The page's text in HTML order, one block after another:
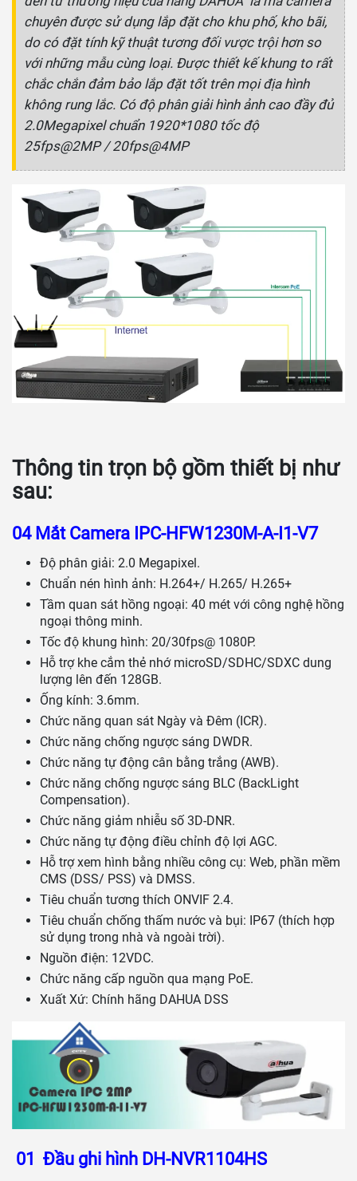
chuyên được sử dụng lắp đặt cho khu phố, kho bãi,
do có đặt tính kỹ thuật tương đối vược trội hơn so
với những mẫu cùng loại. Được thiết kế khung to rất
chắc chắn đảm bảo lắp đặt tốt trên mọi địa hình
không rung lắc. Có độ phân giải hình ảnh cao đầy đủ
2.0Megapixel chuẩn 1920*1080 tốc độ
25fps@2MP/ 20fps@4MP
Thông tin trọn bộ gồm thiết bị như
sau:
04 Mắt Camera IPC-HFW1230M-A-I1-V7
Độ phân giải: 2.0 Megapixel.
Chuẩn nén hình ảnh: H.264+/ H.265/ H.265+
Tầm quan sát hồng ngoại: 40 mét với công nghệ hồng
ngoại thông minh.
Tốc độ khung hình: 20/30fps@ 1080P.
Hỗ trợ khe cắm thẻ nhớ microSD/SDHC/SDXC dung
lượng lên đến 128GB.
Ống kính: 3.6mm.
Chức năng quan sát Ngày và Đêm (ICR).
Chức năng chống ngược sáng DWDR.
Chức năng tự động cân bằng trắng (AWB).
Chức năng chống ngược sáng BLC (BackLight
Compensation).
Chức năng giảm nhiễu số 3D-DNR.
Chức năng tự động điều chỉnh độ lợi AGC.
Hỗ trợ xem hình bằng nhiều công cụ: Web, phần mềm
CMS (DSS/ PSS) và DMSS.
Tiêu chuẩn tương thích ONVIF 2.4.
Tiêu chuẩn chống thấm nước và bụi: IP67 (thích hợp
sử dụng trong nhà và ngoài trời).
Nguồn điện: 12VDC.
Chức năng cấp nguồn qua mạng PoE.
Xuất Xứ: Chính hãng DAHUA DSS
01 Đầu ghi hình DH-NVR1104HS